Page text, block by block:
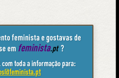
feminista e gostavas de
em feminista.pt ?
toda a informação para: